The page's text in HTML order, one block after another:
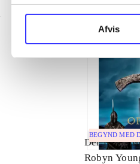
Afvis
BEGYND MED
Del 1 -
Robyn